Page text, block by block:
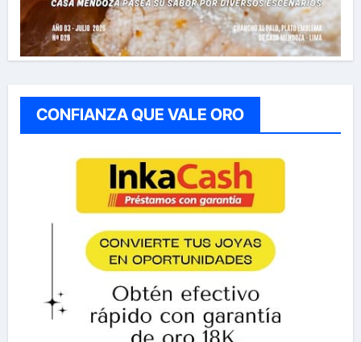
CONFIANZA QUE VALE ORO